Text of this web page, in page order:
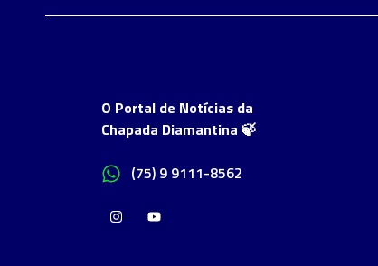
O Portal de Notícias da
Chapada Diamantina 🍃
(75) 9 9111-8562